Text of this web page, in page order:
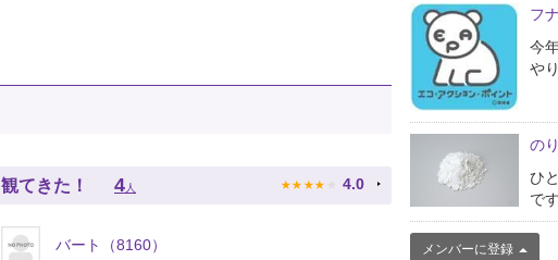
観てきた！ 4 人 ★ ★ ★ ★ ★ 4.0
バート（8160）
フ
今
や
の
ひ
で
メンバーに登録